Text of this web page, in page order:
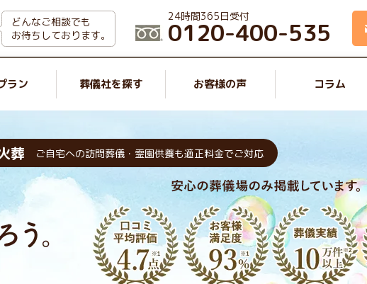
どんなご相談でも
お待ちしております。
24時間365日受付
0120-400-535
ラン 葬儀社を探す お客様の声 コラム
葬 ご自宅への訪問葬儀・霊園供養も適正料金でご対応